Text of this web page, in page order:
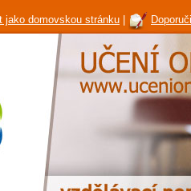
jako domovskou stránku